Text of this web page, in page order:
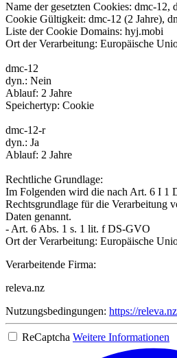
Name der gesetzten Cookies: dmc-12,
Cookie Gültigkeit: dmc-12 (2 Jahre),
Liste der Cookie Domains: hyj.mobi
Ort der Verarbeitung: Europäische
dmc-12
dyn.: Nein
Ablauf: 2 Jahre
Speichertyp: Cookie
dmc-12-r
dyn.: Ja
Ablauf: 2 Jahre
Rechtliche Grundlage:
Im Folgenden wird die nach Art. 6 I 1
Rechtsgrundlage für die Verarbeitung
Daten genannt.
- Art. 6 Abs. 1 s. 1 lit. f DS-GVO
Ort der Verarbeitung: Europäische
Verarbeitende Firma:
releva.nz
Nutzungsbedingungen: https://
ReCaptcha Weitere Informationen